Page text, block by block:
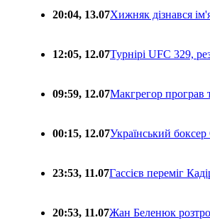
20:04, 13.07Хижняк дізнався
12:05, 12.07Турнірі UFC 329,
09:59, 12.07Макгрегор програв
00:15, 12.07Український
23:53, 11.07Гассієв переміг
20:53, 11.07Жан Беленюк